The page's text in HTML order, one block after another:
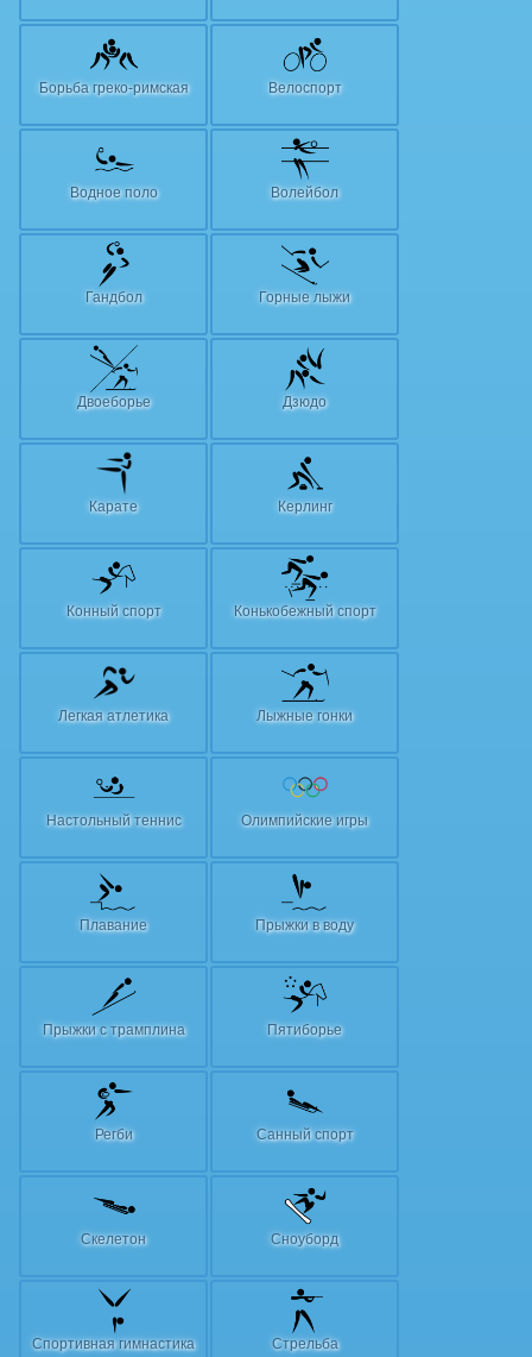
Борьба греко-римская Велоспорт
Водное поло Волейбол
Гандбол Горные лыжи
Двоеборье Дзюдо
Карате Керлинг
Конный спорт Конькобежный спорт
Легкая атлетика Лыжные гонки
Настольный теннис Олимпийские игры
Плавание Прыжки в воду
Прыжки с трамплина Пятиборье
Регби Санный спорт
Скелетон Сноуборд
Спортивная гимнастика Стрельба